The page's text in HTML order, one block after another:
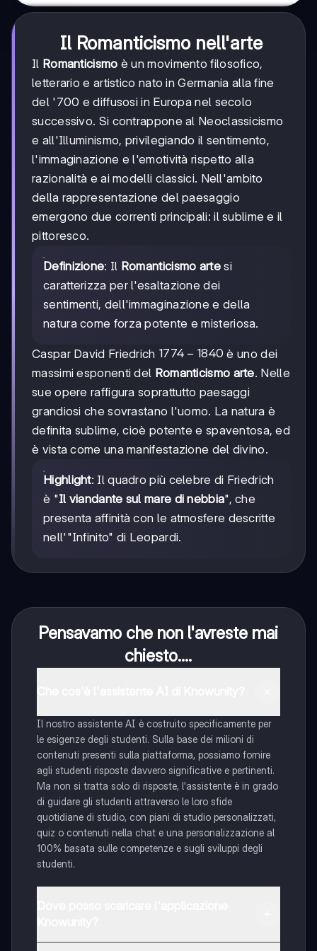
Il Romanticismo nell'arte
Il Romanticismo è un movimento filosofico,
letterario e artistico nato in Germania alla fine
del '700 e diffusosi in Europa nel secolo
successivo. Si contrappone al Neoclassicismo
e all'Illuminismo, privilegiando il sentimento,
l'immaginazione e l'emotività rispetto alla
razionalità e ai modelli classici. Nell'ambito
della rappresentazione del paesaggio
emergono due correnti principali: il sublime e il
pittoresco.
Definizione: Il Romanticismo artesi
caratterizza per l'esaltazione dei
sentimenti, dell'immaginazione e della
natura come forza potente e misteriosa.
Caspar David Friedrich 1774-
1840
1774 − 1840 è uno dei
massimi esponenti del Romanticismo arte. Nelle
sue opere raffigura soprattutto paesaggi
grandiosi che sovrastano l'uomo. La natura è
definita sublime, cioè potente e spaventosa, ed
è vista come una manifestazione del divino.
Highlight: Il quadro più celebre di Friedrich
è "Il viandante sul mare di nebbia", che
presenta affinità con le atmosfere descritte
nell'"Infinito" di Leopardi.
Pensavamo che non l'avreste mai
chiesto....
Il nostro assistente AI è costruito specificamente per
le esigenze degli studenti. Sulla base dei milioni di
contenuti presenti sulla piattaforma, possiamo fornire
agli studenti risposte davvero significative e pertinenti.
Ma non si tratta solo di risposte, l'assistente è in grado
di guidare gli studenti attraverso le loro sfide
quotidiane di studio, con piani di studio personalizzati,
quiz o contenuti nella chat e una personalizzazione al
100% basata sulle competenze e sugli sviluppi degli
studenti.